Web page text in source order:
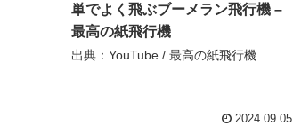
単でよく飛ぶブーメラン飛行機 –
最高の紙飛行機
出典：YouTube / 最高の紙飛行機
2024.09.05